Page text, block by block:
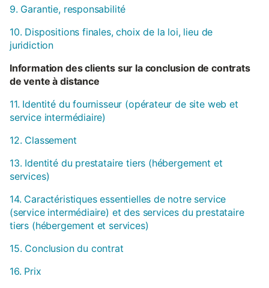
9. Garantie, responsabilité
10. Dispositions finales, choix de la loi, lieu de
juridiction
Information des clients sur la conclusion de contrats
de vente à distance
11. Identité du fournisseur (opérateur de site web et
service intermédiaire)
12. Classement
13. Identité du prestataire tiers (hébergement et
services)
14. Caractéristiques essentielles de notre service
(service intermédiaire) et des services du prestataire
tiers (hébergement et services)
15. Conclusion du contrat
16. Prix